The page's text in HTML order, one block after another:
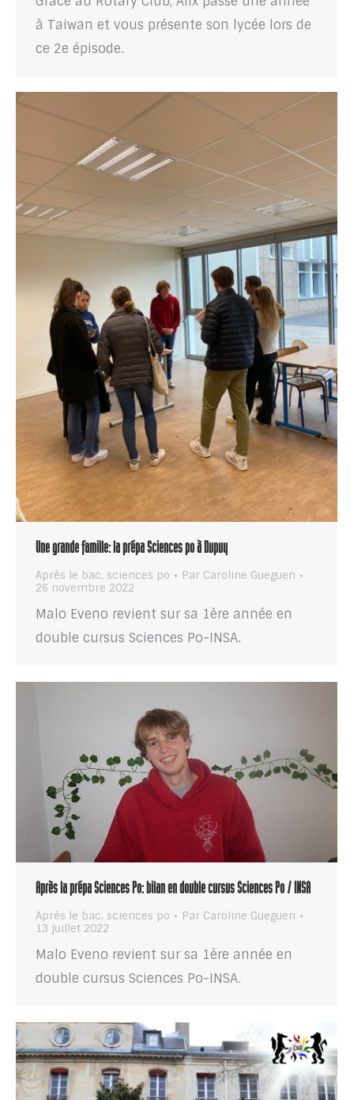
à Taiwan et vous présente son lycée lors de
ce 2e épisode.
Une grande famille: la prépa Sciences po à Dupuy
Après le bac, sciences po Par Caroline Gueguen
26 novembre 2022
Malo Eveno revient sur sa 1ère année en
double cursus Sciences Po-INSA.
Après la prépa Sciences Po: bilan en double cursus Sciences Po / INSA
Après le bac, sciences po Par Caroline Gueguen
13 juillet 2022
Malo Eveno revient sur sa 1ère année en
double cursus Sciences Po-INSA.